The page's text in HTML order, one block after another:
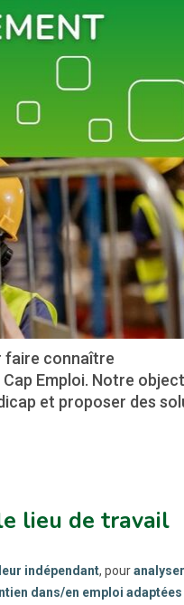
faire connaître
Cap Emploi. Notre
et proposer des
lieu de travail
indépendant, pour
dans/en emploi adaptées